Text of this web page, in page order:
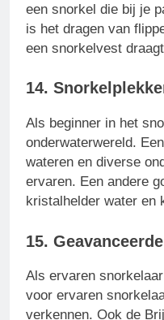
een snorkel die bij je
is het dragen van
een snorkelvest
14.
Als beginner in het
onderwaterwereld.
wateren en diverse
ervaren. Een andere
kristalhelder water en
15.
Als ervaren
voor ervaren
verkennen. Ook de